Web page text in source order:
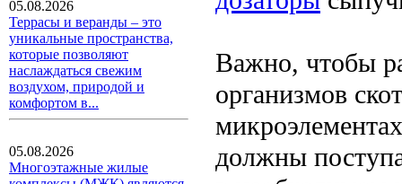
05.08.2026
Террасы и веранды – это
уникальные пространства,
которые позволяют
наслаждаться свежим
воздухом, природой и
комфортом в...
05.08.2026
Многоэтажные жилые
Важно, чтобы
организмов
должны